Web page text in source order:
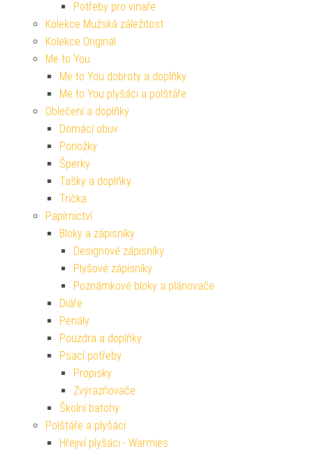
Potřeby pro vinaře
Kolekce Mužská záležitost
Kolekce Originál
Me to You
Me to You dobroty a doplňky
Me to You plyšáci a polštáře
Oblečení a doplňky
Domácí obuv
Ponožky
Šperky
Tašky a doplňky
Trička
Papírnictví
Bloky a zápisníky
Designové zápisníky
Plyšové zápisníky
Poznámkové bloky a plánovače
Diáře
Penály
Pouzdra a doplňky
Psací potřeby
Propisky
Zvýrazňovače
Školní batohy
Polštáře a plyšáci
Hřejiví plyšáci - Warmies